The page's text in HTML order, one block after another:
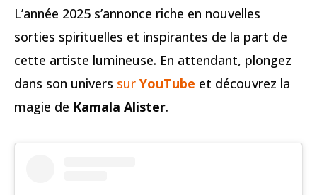
L’année 2025 s’annonce riche en nouvelles
sorties spirituelles et inspirantes de la part de
cette artiste lumineuse. En attendant, plongez
dans son univers sur YouTube et découvrez la
magie de Kamala Alister.